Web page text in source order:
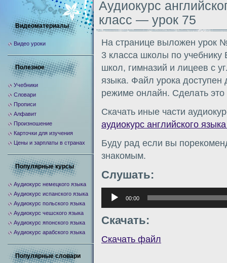
Аудиокурс
класс — урок 75
На странице выложен урок
3 класса школы по
школ, гимназий и лицеев с
языка. Файл урока
режиме онлайн. Сделать
Скачать иные части
аудиокурс английского
Буду рад если вы
знакомым.
Слушать:
Аудиоплеер
00:00
Скачать:
Скачать файл
Видеоматериалы
Видео уроки
Полезное
Учебники
Словари
Прописи
Алфавит
Произношение
Карточки для изучения
Цены и зарплаты в странах
Популярные курсы
Аудиокурс немецкого языка
Аудиокурс испанского языка
Аудиокурс польского языка
Аудиокурс чешского языка
Аудиокурс японского языка
Аудиокурс арабского языка
Популярные словари